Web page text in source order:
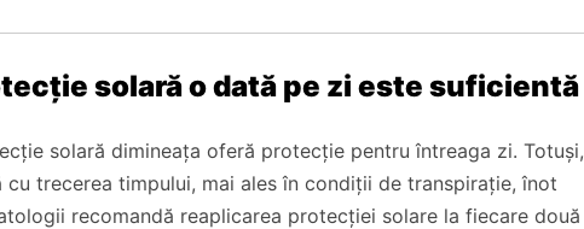
solară o dată pe zi este suficientă
solară dimineața oferă protecție pentru întreaga zi. Totuși,
trecerea timpului, mai ales în condiții de transpirație, înot
recomandă reaplicarea protecției solare la fiecare două